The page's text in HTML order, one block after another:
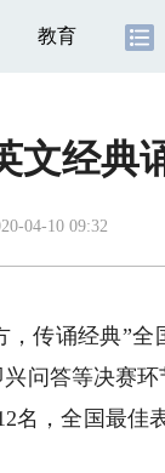
教育
文经典
04-10 09:32
，传诵经典”
问答等决赛
，全国最佳